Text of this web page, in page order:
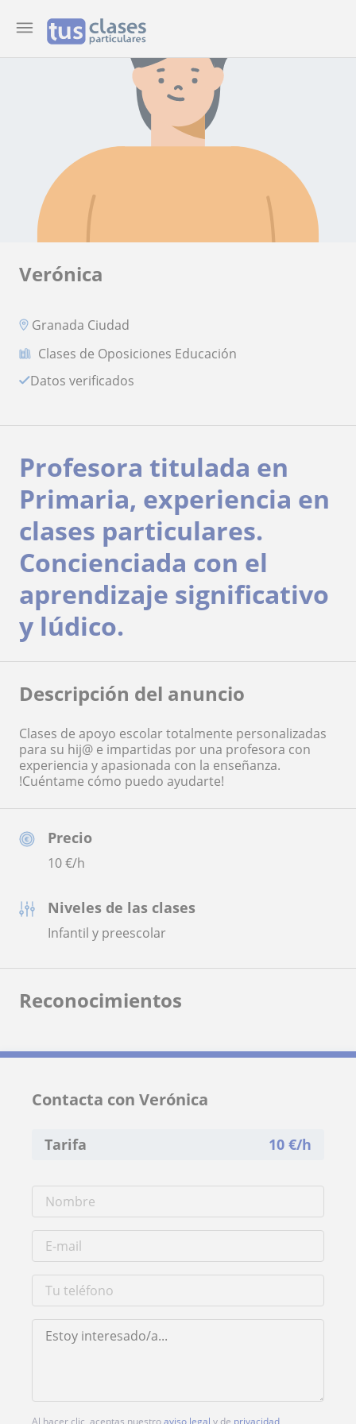
Verónica
Granada Ciudad
Clases de Oposiciones Educación
Datos verificados
Precio
10€/h
Niveles de las clases
Infantil y preescolar
Profesora titulada en
Primaria, experiencia en
clases particulares.
Concienciada con el
aprendizaje significativo
y lúdico.
Descripción del anuncio
Clases de apoyo escolar totalmente personalizadas
para su hij@ e impartidas por una profesora con
experiencia y apasionada con la enseñanza.
!Cuéntame cómo puedo ayudarte!
Reconocimientos
Contacta con Verónica
Tarifa 10 €/h
Al hacer clic, aceptas nuestroaviso legal y de privacidad